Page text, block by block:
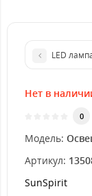
LED
Нет в
0
Модель:
Артикул:
SunSpirit